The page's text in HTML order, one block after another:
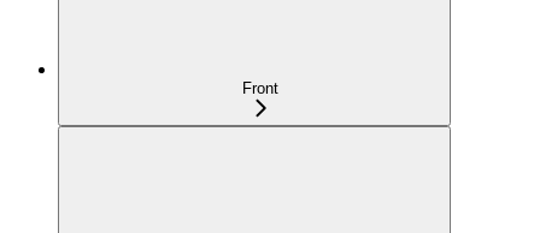
Front